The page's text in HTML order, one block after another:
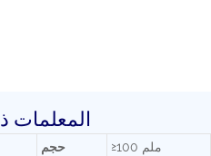
المعلمات
حجم
≥100 ملم